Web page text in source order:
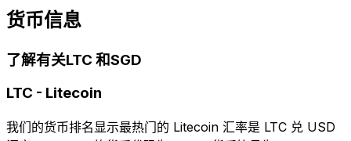
货币信息
了解有关LTC 和SGD
LTC - Litecoin
我们的货币排名显示最热门的 Litecoin 汇率是 LTC 兑 USD